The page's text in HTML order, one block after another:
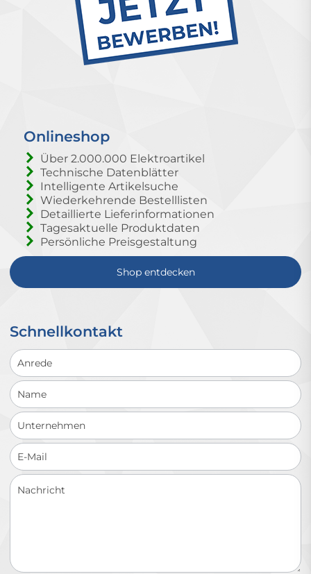
Onlineshop
Über 2.000.000 Elektroartikel
Technische Datenblätter
Intelligente Artikelsuche
Wiederkehrende Bestelllisten
Detaillierte Lieferinformationen
Tagesaktuelle Produktdaten
Persönliche Preisgestaltung
Shop entdecken
Schnellkontakt
Schnellkontakt